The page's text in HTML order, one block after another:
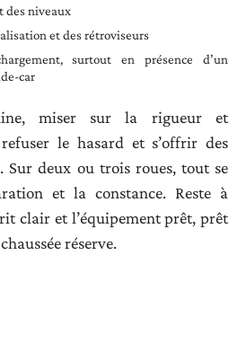
des niveaux
et des rétroviseurs
surtout en présence d’un
car
miser sur la rigueur et
refuser le hasard et s’offrir des
Sur deux ou trois roues, tout se
et la constance. Reste à
clair et l’équipement prêt, prêt
réserve.